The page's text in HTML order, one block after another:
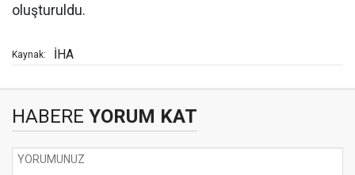
oluşturuldu.
Kaynak: İHA
HABERE YORUM KAT